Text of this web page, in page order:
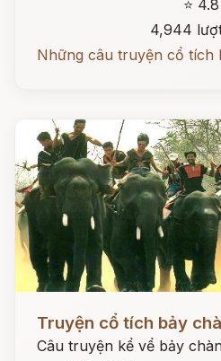
⭐ 4.8
4,944
Những câu truyện cổ tích
Truyện cổ tích bảy
Câu truyện kể vể bảy